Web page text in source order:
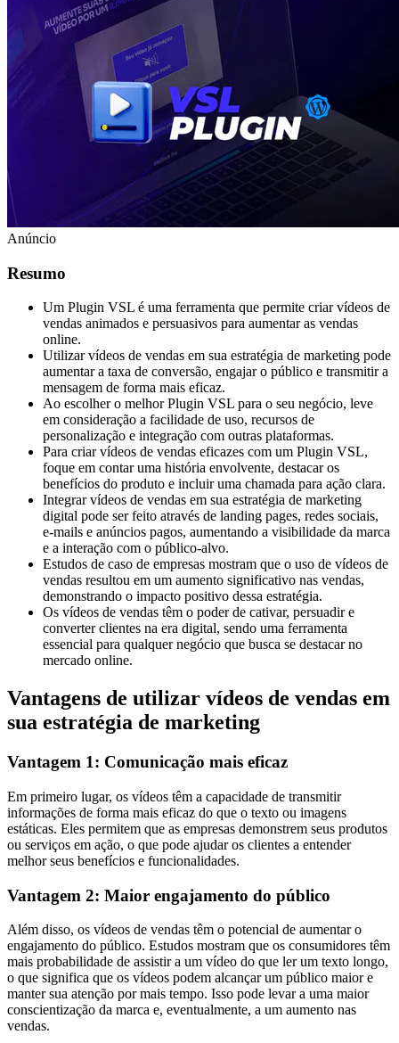
Anúncio
Resumo
Um Plugin VSL é uma ferramenta que permite criar vídeos de
vendas animados e persuasivos para aumentar as vendas
online.
Utilizar vídeos de vendas em sua estratégia de marketing pode
aumentar a taxa de conversão, engajar o público e transmitir a
mensagem de forma mais eficaz.
Ao escolher o melhor Plugin VSL para o seu negócio, leve
em consideração a facilidade de uso, recursos de
personalização e integração com outras plataformas.
Para criar vídeos de vendas eficazes com um Plugin VSL,
foque em contar uma história envolvente, destacar os
benefícios do produto e incluir uma chamada para ação clara.
Integrar vídeos de vendas em sua estratégia de marketing
digital pode ser feito através de landing pages, redes sociais,
e-mails e anúncios pagos, aumentando a visibilidade da marca
e a interação com o público-alvo.
Estudos de caso de empresas mostram que o uso de vídeos de
vendas resultou em um aumento significativo nas vendas,
demonstrando o impacto positivo dessa estratégia.
Os vídeos de vendas têm o poder de cativar, persuadir e
converter clientes na era digital, sendo uma ferramenta
essencial para qualquer negócio que busca se destacar no
mercado online.
Vantagens de utilizar vídeos de vendas em
sua estratégia de marketing
Vantagem 1: Comunicação mais eficaz
Em primeiro lugar, os vídeos têm a capacidade de transmitir
informações de forma mais eficaz do que o texto ou imagens
estáticas. Eles permitem que as empresas demonstrem seus produtos
ou serviços em ação, o que pode ajudar os clientes a entender
melhor seus benefícios e funcionalidades.
Vantagem 2: Maior engajamento do público
Além disso, os vídeos de vendas têm o potencial de aumentar o
engajamento do público. Estudos mostram que os consumidores têm
mais probabilidade de assistir a um vídeo do que ler um texto longo,
o que significa que os vídeos podem alcançar um público maior e
manter sua atenção por mais tempo. Isso pode levar a uma maior
conscientização da marca e, eventualmente, a um aumento nas
vendas.